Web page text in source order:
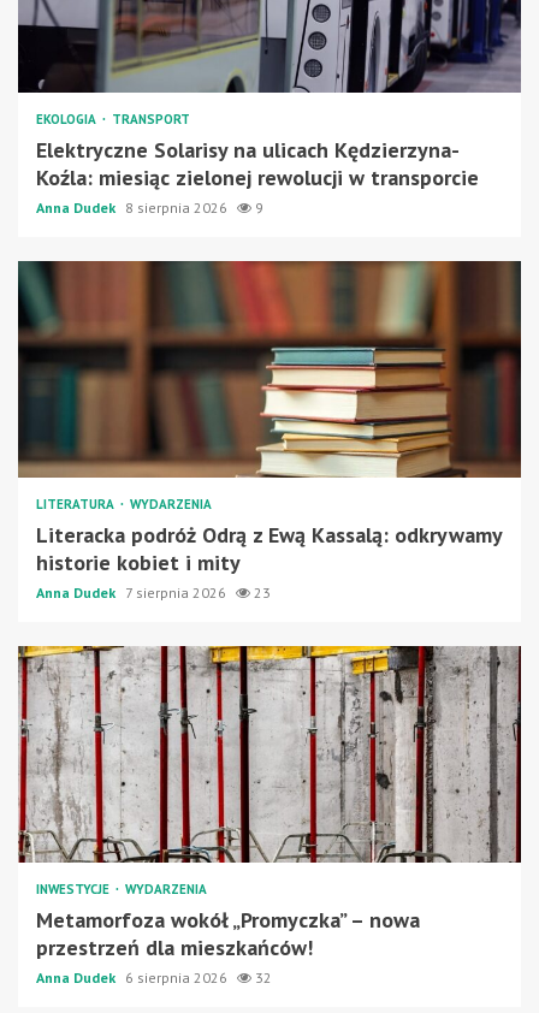
EKOLOGIA TRANSPORT
Elektryczne Solarisy na ulicach Kędzierzyna-
Koźla: miesiąc zielonej rewolucji w transporcie
Anna Dudek 8 sierpnia 2026 9
LITERATURA WYDARZENIA
Literacka podróż Odrą z Ewą Kassalą: odkrywamy
historie kobiet i mity
Anna Dudek 7 sierpnia 2026 23
INWESTYCJE WYDARZENIA
Metamorfoza wokół „Promyczka” – nowa
przestrzeń dla mieszkańców!
Anna Dudek 6 sierpnia 2026 32